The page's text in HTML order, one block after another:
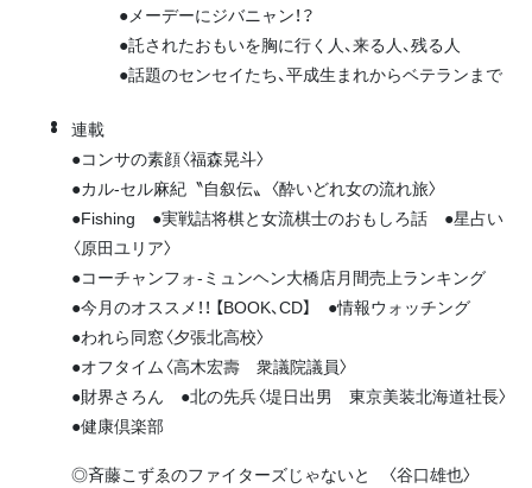
●メーデーにジバニャン！？
●託されたおもいを胸に行く人、来る人、残る人
●話題のセンセイたち、平成生まれからベテランまで
連載
●コンサの素顔〈福森晃斗〉
●カル-セル麻紀〝自叙伝〟〈酔いどれ女の流れ旅〉
●Fishing ●実戦詰将棋と女流棋士のおもしろ話 ●星占い
〈原田ユリア〉
●コーチャンフォ-ミュンヘン大橋店月間売上ランキング
●今月のオススメ！！ 【BOOK、CD】 ●情報ウォッチング
●われら同窓〈夕張北高校〉
●オフタイム〈高木宏壽 衆議院議員〉
●財界さろん ●北の先兵〈堤日出男 東京美装北海道社長〉
●健康倶楽部
◎斉藤こずゑのファイターズじゃないと 〈谷口雄也〉